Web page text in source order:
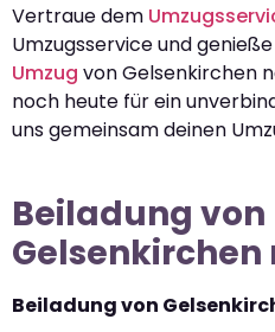
Vertraue dem
Umzugsservice und
Umzug von Gelsenkirchen
noch heute für ein
uns gemeinsam deinen
Beiladung von
Gelsenkirchen
Beiladung von